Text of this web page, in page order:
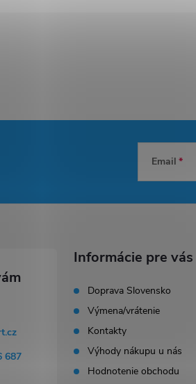
Email
687
Informácie pre vás
Doprava Slovensko
Výmena/vrátenie
Kontakty
Výhody nákupu u nás
Hodnotenie obchodu